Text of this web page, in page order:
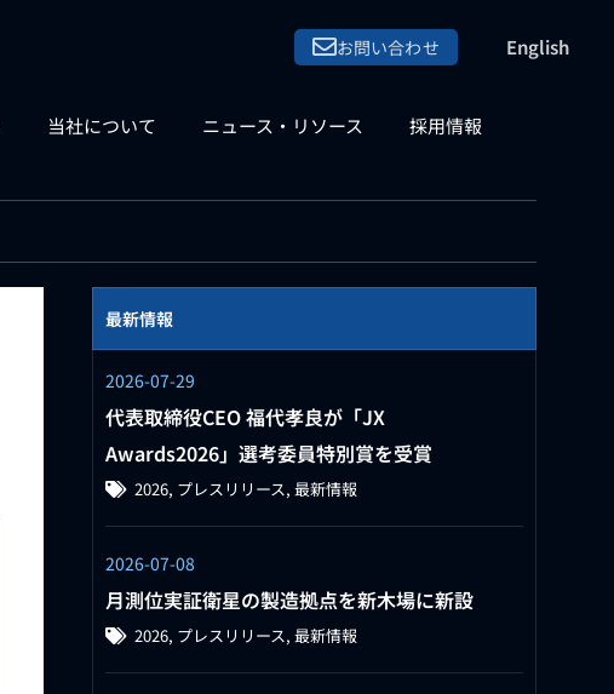
お問い合わせ English
当社について ニュース・リソース 採用情報
最新情報
2026-07-29
代表取締役CEO 福代孝良が「JX
Awards2026」選考委員特別賞を受賞
2026, プレスリリース,最新情報
2026-07-08
月測位実証衛星の製造拠点を新木場に新設
2026, プレスリリース,最新情報